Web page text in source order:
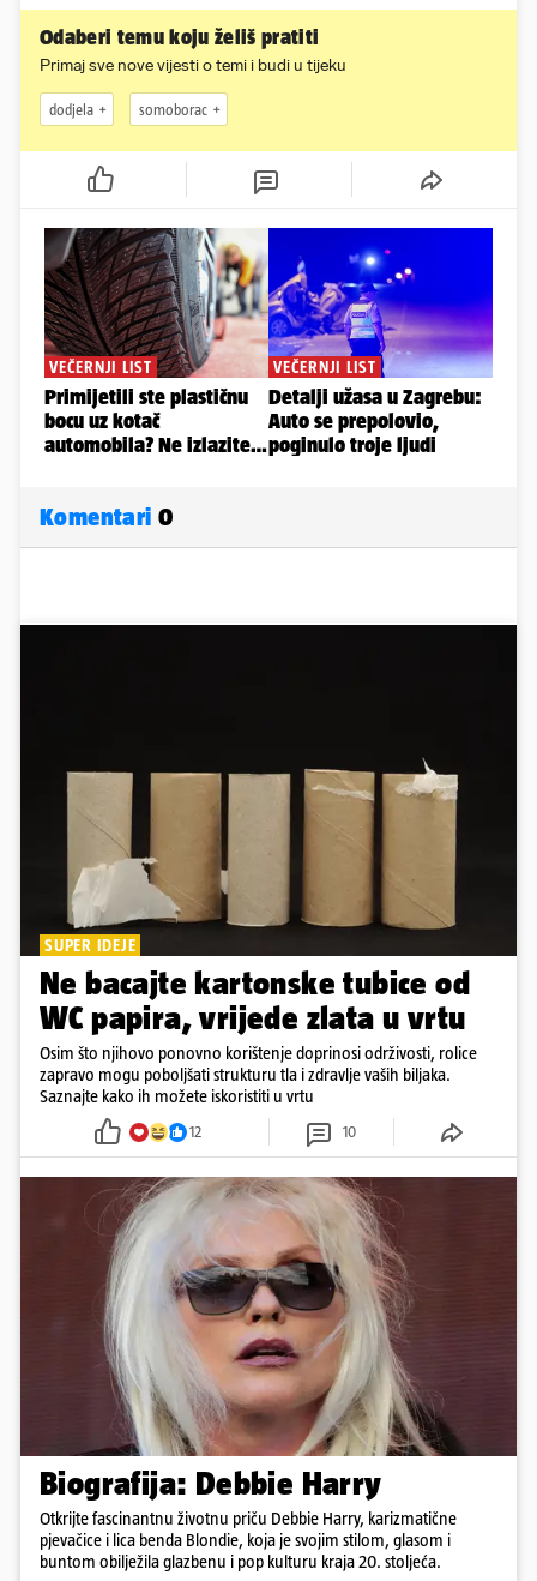
Odaberi temu koju želiš pratiti
Primaj sve nove vijesti o temi i budi u tijeku
dodjela somoborac
Komentari 0
SUPER IDEJE
Ne bacajte kartonske tubice od
WC papira, vrijede zlata u vrtu
Osim što njihovo ponovno korištenje doprinosi održivosti, rolice
zapravo mogu poboljšati strukturu tla i zdravlje vaših biljaka.
Saznajte kako ih možete iskoristiti u vrtu
12 10
Biografija: Debbie Harry
Otkrijte fascinantnu životnu priču Debbie Harry, karizmatične
pjevačice i lica benda Blondie, koja je svojim stilom, glasom i
buntom obilježila glazbenu i pop kulturu kraja 20. stoljeća.